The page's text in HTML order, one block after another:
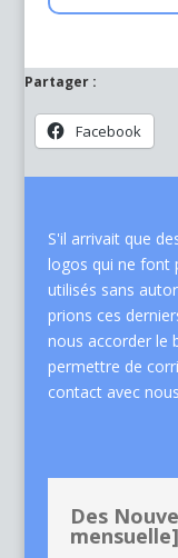
Partager :
Facebook
S'il arrivait que
logos qui ne font
utilisés sans
prions ces
nous accorder le
permettre de
contact avec nous
Des
mensuelle]